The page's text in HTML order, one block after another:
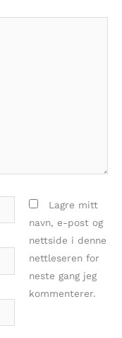
Lagre mitt
navn, e-post og
nettside i denne
nettleseren for
neste gang jeg
kommenterer.